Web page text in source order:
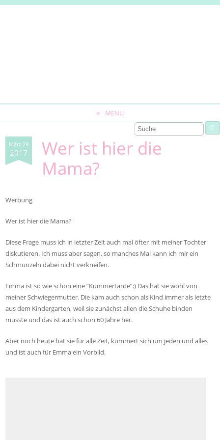
MENU
März 29
2017
Wer ist hier die
Mama?
Werbung
Wer ist hier die Mama?
Diese Frage muss ich in letzter Zeit auch mal öfter mit meiner Tochter
diskutieren. Ich muss aber sagen, so manches Mal kann ich mir ein
Schmunzeln dabei nicht verkneifen.
Emma ist so wie schon eine “Kümmertante”:) Das hat sie wohl von
meiner Schwiegermutter. Die kam auch schon als Kind immer als letzte
aus dem Kindergarten, weil sie zunächst allen die Schuhe binden
musste und das ist auch schon 60 Jahre her.
Aber noch heute hat sie für alle Zeit, kümmert sich um jeden und alles
und ist auch für Emma ein Vorbild.